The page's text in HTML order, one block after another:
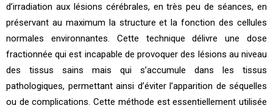
d’irradiation aux lésions cérébrales, en très peu de séances, en
préservant au maximum la structure et la fonction des cellules
normales environnantes. Cette technique délivre une dose
fractionnée qui est incapable de provoquer des lésions au niveau
des tissus sains mais qui s’accumule dans les tissus
pathologiques, permettant ainsi d’éviter l’apparition de séquelles
ou de complications. Cette méthode est essentiellement utilisée